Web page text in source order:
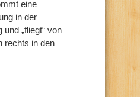
eine
in der
„fliegt“ von
rechts in den